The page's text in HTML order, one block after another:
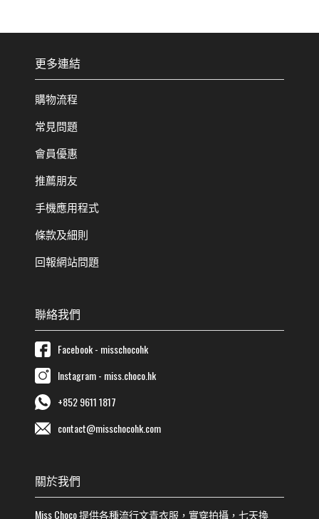
更多連結
購物流程
常見問題
會員優惠
推薦朋友
手機應用程式
條款及細則
回報網站問題
聯絡我們
Facebook - misschocohk
Instagram - miss.choco.hk
+852 9611 1817
contact@misschocohk.com
關於我們
Miss Choco提供各種流行文青衣服，實穿拍攝，七天換